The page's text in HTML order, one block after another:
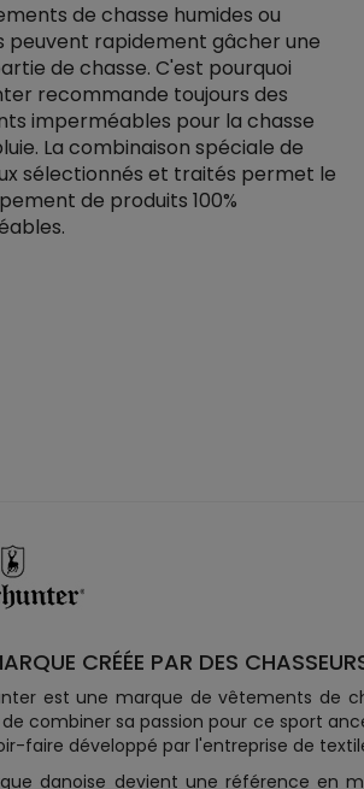
de chasse humides ou
peuvent rapidement gâcher une
de chasse. C'est pourquoi
recommande toujours des
imperméables pour la chasse
La combinaison spéciale de
sélectionnés et traités permet le
de produits 100%
CRÉÉE PAR DES
est une marque de vêtements de
combiner sa passion pour ce sport
faire développé par l'entreprise de
danoise devient une référence en